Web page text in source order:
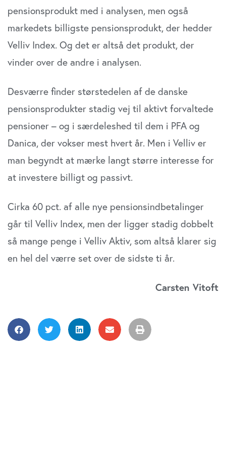
pensionsprodukt med i analysen, men også
markedets billigste pensionsprodukt, der hedder
Velliv Index. Og det er altså det produkt, der
vinder over de andre i analysen.
Desværre finder størstedelen af de danske
pensionsprodukter stadig vej til aktivt forvaltede
pensioner – og i særdeleshed til dem i PFA og
Danica, der vokser mest hvert år. Men i Velliv er
man begyndt at mærke langt større interesse for
at investere billigt og passivt.
Cirka 60 pct. af alle nye pensionsindbetalinger
går til Velliv Index, men der ligger stadig dobbelt
så mange penge i Velliv Aktiv, som altså klarer sig
en hel del værre set over de sidste ti år.
Carsten Vitoft